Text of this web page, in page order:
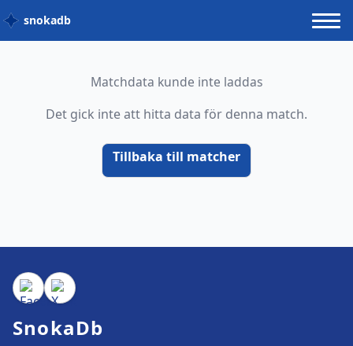
snokadb
Matchdata kunde inte laddas
Det gick inte att hitta data för denna match.
Tillbaka till matcher
SnokaDb